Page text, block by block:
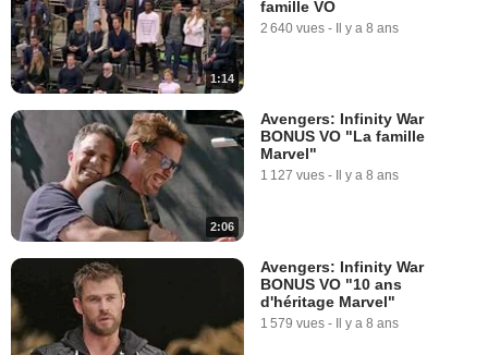
1:14
famille VO
2 640 vues - Il y a 8 ans
2:06
Avengers: Infinity War
BONUS VO "La famille
Marvel"
1 127 vues - Il y a 8 ans
Avengers: Infinity War
BONUS VO "10 ans
d'héritage Marvel"
1 579 vues - Il y a 8 ans